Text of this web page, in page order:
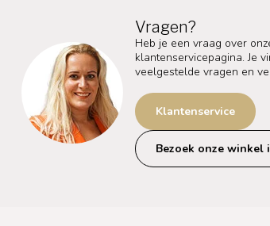
Vragen?
Heb je een vraag over
klantenservicepagina. Je
veelgestelde vragen en
Klantenservice
Bezoek onze winkel